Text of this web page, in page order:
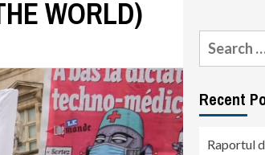
WORLD)
Search
for:
Recent
Raportul